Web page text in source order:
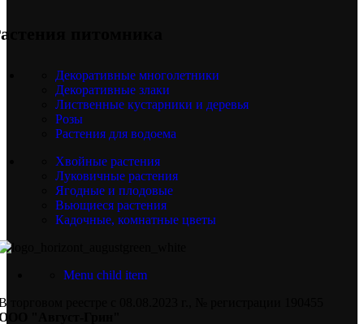
питомника
Декоративные многолетники
Декоративные злаки
Лиственные кустарники и деревья
Розы
Растения для водоема
Хвойные растения
Луковичные растения
Ягодные и плодовые
Вьющиеся растения
Кадочные, комнатные цветы
Menu child item
торговом реестре с 08.08.2023 г., № регистрации 190455
"Август-Грин"